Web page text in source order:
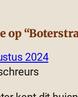
op
2024